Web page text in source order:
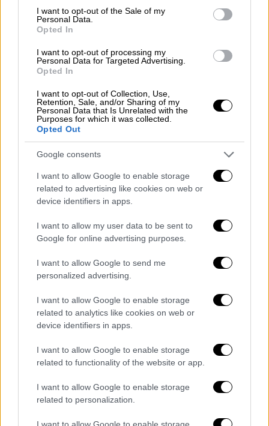
consent section.
I want to opt-out of the Sale of my
Personal Data.
Opted In
I want to opt-out of processing my
Personal Data for Targeted Advertising.
Opted In
I want to opt-out of Collection, Use,
Retention, Sale, and/or Sharing of my
Personal Data that Is Unrelated with the
Purposes for which it was collected.
Opted Out
Google consents
I want to allow Google to enable storage
related to advertising like cookies on web or
device identifiers in apps.
I want to allow my user data to be sent to
Google for online advertising purposes.
I want to allow Google to send me
personalized advertising.
I want to allow Google to enable storage
related to analytics like cookies on web or
device identifiers in apps.
I want to allow Google to enable storage
related to functionality of the website or app.
I want to allow Google to enable storage
related to personalization.
I want to allow Google to enable storage
Lifestyle|10.01.2025 15:28
Στάχτη έγιναν οι επαύλεις πολλών
διάσημων στο Λος Άντζελες - Δεκάδες
σταρ αναγκάστηκαν να εγκαταλείψουν
τα σπίτια τους
Και ο απολογισμός όλο και μεγαλώνει
Lifestyle|10.01.2025 09:18
Κάηκε ολοσχερώς το σπίτι της Πάρις